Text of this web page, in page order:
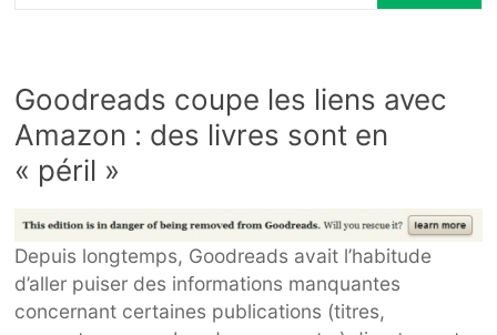
Goodreads coupe les liens avec
Amazon : des livres sont en
« péril »
Depuis longtemps, Goodreads avait l’habitude
d’aller puiser des informations manquantes
concernant certaines publications (titres,